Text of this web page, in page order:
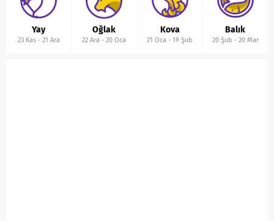
Yay
23 Kas- 21 Ara
Oğlak
22 Ara -20 Oca
Kova
21 Oca -19 Şub
Balık
20 Şub - 20 Mar